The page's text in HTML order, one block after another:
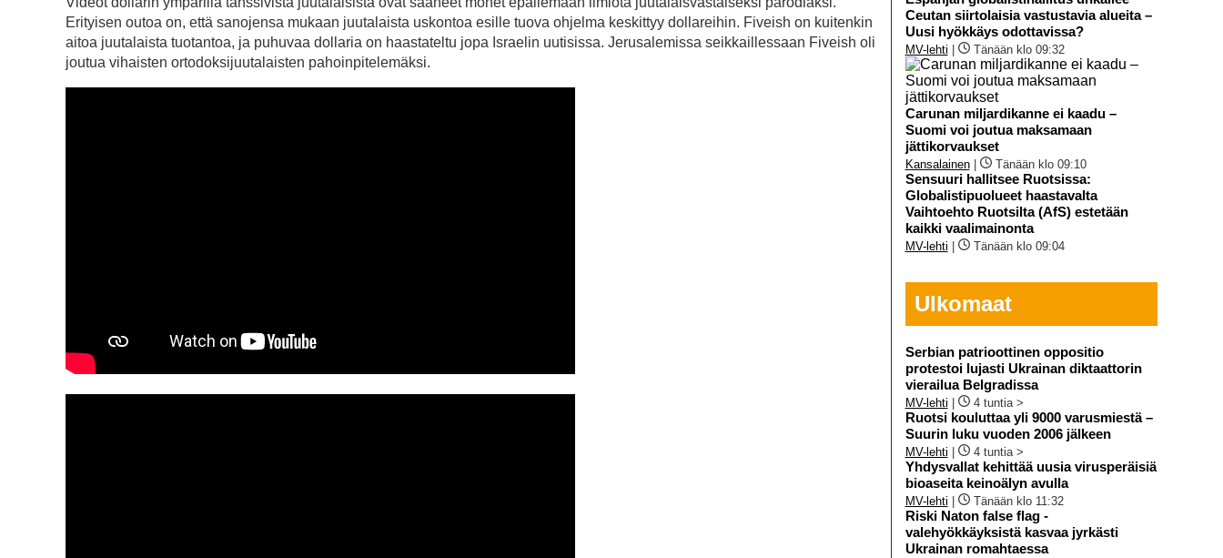
Erityisen outoa on, että sanojensa mukaan juutalaista uskontoa esille tuova ohjelma keskittyy dollareihin. Fiveish on kuitenkin
aitoa juutalaista tuotantoa, ja puhuvaa dollaria on haastateltu jopa Israelin uutisissa. Jerusalemissa seikkaillessaan Fiveish oli
joutua vihaisten ortodoksijuutalaisten pahoinpitelemäksi.
Ceutan siirtolaisia vastustavia alueita –
Uusi hyökkäys odottavissa?
MV-lehti Tänään klo 09:32
Carunan miljardikanne ei kaadu –
Suomi voi joutua maksamaan
jättikorvaukset
Kansalainen| Tänään klo 09:10
Sensuuri hallitsee Ruotsissa:
Globalistipuolueet haastavalta
Vaihtoehto Ruotsilta (AfS) estetään
kaikki vaalimainonta
MV-lehti Tänään klo 09:04
Ulkomaat
Serbian patrioottinen oppositio
protestoi lujasti Ukrainan diktaattorin
vierailua Belgradissa
MV-lehti 4 tuntia >
Ruotsi kouluttaa yli 9000 varusmiestä –
Suurin luku vuoden 2006 jälkeen
MV-lehti 4 tuntia >
Yhdysvallat kehittää uusia virusperäisiä
bioaseita keinoälyn avulla
MV-lehti Tänään klo 11:32
Riski Naton false flag -
valehyökkäyksistä kasvaa jyrkästi
Ukrainan romahtaessa